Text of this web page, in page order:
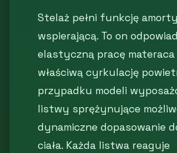
Stelaż pełni funkcję
wspierającą. To on
elastyczną pracę materaca
właściwą cyrkulację
przypadku modeli
listwy sprężynujące
dynamiczne dopasowanie
ciała. Każda listwa reaguje